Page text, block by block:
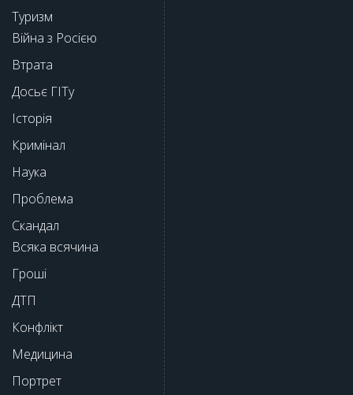
Туризм
Війна з Росією
Втрата
Досьє ГІТу
Історія
Кримінал
Наука
Проблема
Скандал
Всяка всячина
Гроші
ДТП
Конфлікт
Медицина
Портрет